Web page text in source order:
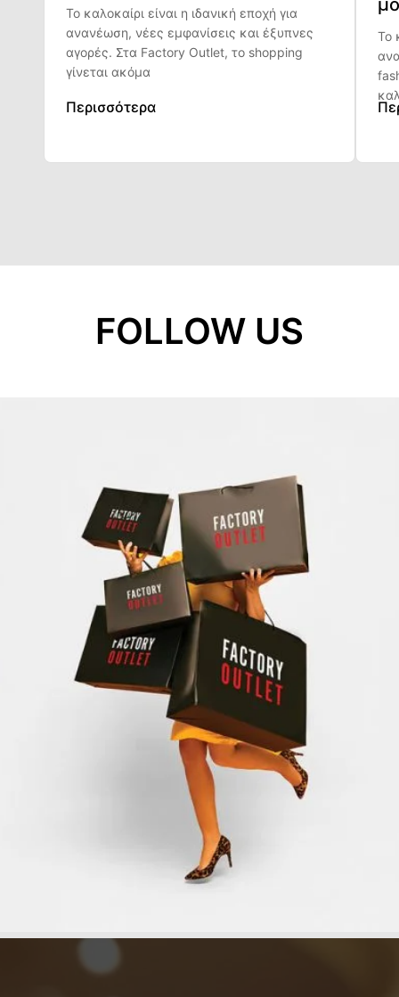
Το καλοκαίρι είναι η ιδανική εποχή για
ανανέωση, νέες εμφανίσεις και έξυπνες
αγορές. Στα Factory Outlet, το shopping
γίνεται ακόμα
Περισσότερα
Το
FOLLOW US